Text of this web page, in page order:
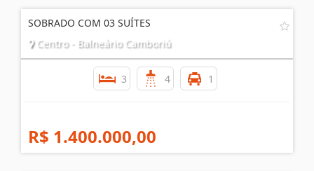
R$ 1.200.000,00
SOBRADO COM 03 SUÍTES
3